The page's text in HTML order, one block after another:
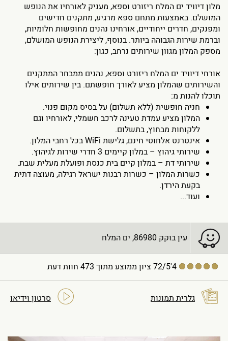
מלון דיוויד ים המלח ריזורט וספא, מעניק לאורחיו את הנופש
המושלם. באמצעות מתחם ספא מרגיע, מתקנים חדישים
ומפנקים, חדרים ייחודיים, אורחינו נהנים מחופשות חלומיות,
וברמת שירות הגבוהה ביותר. בנוסף, ליצירת הנופש המושלם,
מספק המלון מגוון שירותים נרחב, כגון:
אורחי דיוויד ים המלח ריזורט וספא, נהנים ממבחר המתקנים
והשירותים שהמלון מציע לאורך חופשתם. בין שירותים אילו
תוכלו להנות מ:
חניה חופשית (ללא תשלום) על בסיס מקום פנוי.
המלון מציע עמדת טעינה לרכב חשמלי, לאורחיו וגם
ללקוחות מבחוץ, בתשלום.
אינטרנט אלחוטי חינם, גלישת WiFi בכל רחבי המלון.
שירותי גיהוץ – במלון קיימים 3 חדרי שירות לגיהוץ.
שירותי דת – במלון קיים בית כנסת ופועלת מעלית שבת.
כשרות המלון – כשרות רבנות ישראל רגילה, מעוצה דתית
בקעת הירדן.
ועוד...
עין בוקק 86980, ים המלח
4'72/5 ציון ממוצע מתוך 473 חוות דעת
גלרית תמונות סרטון וידיאו